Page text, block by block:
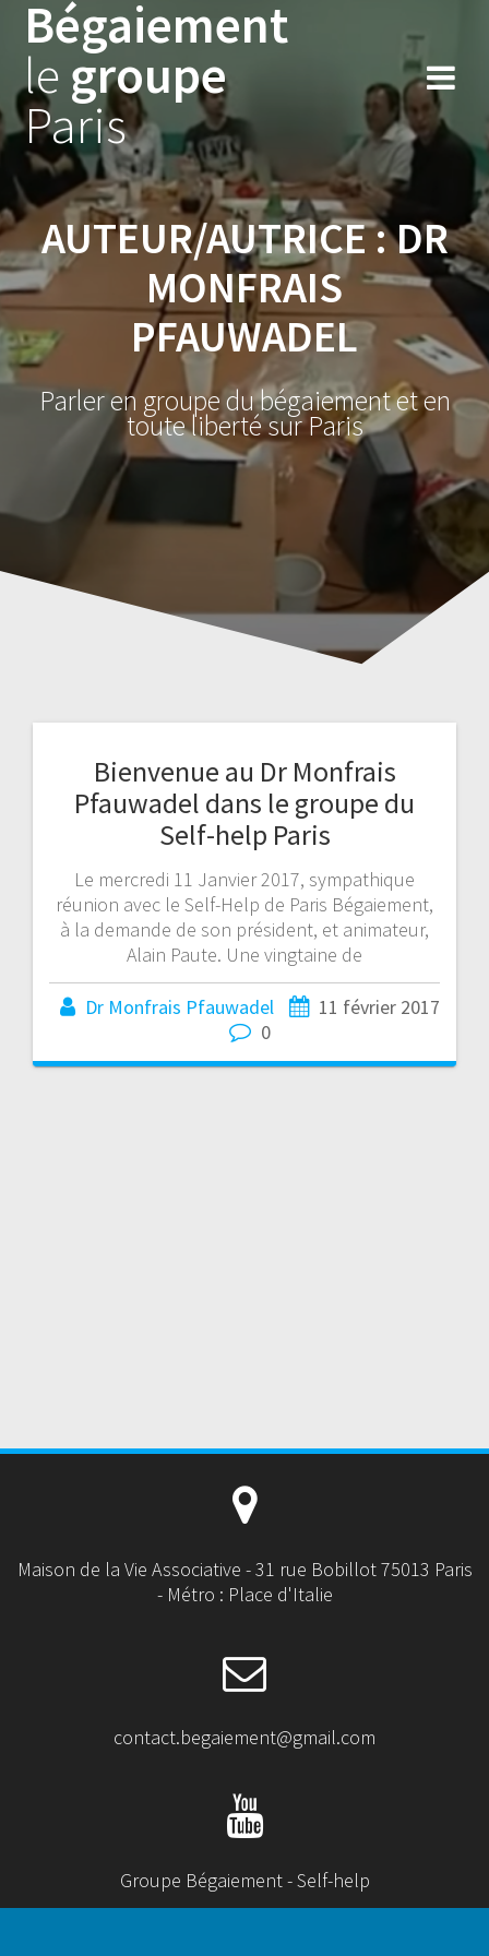
Skip
to
Bégaiement
le groupe
Paris
AUTEUR/AUTRICE :DR
MONFRAIS
PFAUWADEL
Parler en groupe du bégaiement et en
toute liberté sur Paris
Bienvenue au Dr Monfrais
Pfauwadel dans le groupe du
Self-help Paris
Le mercredi 11 Janvier 2017, sympathique
réunion avec le Self-Help de Paris Bégaiement,
à la demande de son président, et animateur,
Alain Paute. Une vingtaine de
Dr Monfrais Pfauwadel
11 février 2017
0
Maison de la Vie Associative - 31 rue Bobillot 75013 Paris
- Métro : Place d'Italie
contact.begaiement@gmail.com
Groupe Bégaiement - Self-help